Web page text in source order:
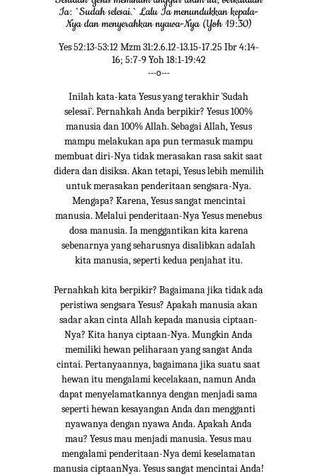
Ia: `Sudah selesai.` Lalu Ia menundukkan kepala-
Nya dan menyerahkan nyawa-Nya (Yoh 19:30)
Yes 52:13-53:12 Mzm 31:2.6.12-13.15-17.25 Ibr 4:14-
16; 5:7-9 Yoh 18:1-19:42
---o---
Inilah kata-kata Yesus yang terakhir `Sudah
selesai`. Pernahkah Anda berpikir? Yesus 100%
manusia dan 100% Allah. Sebagai Allah, Yesus
mampu melakukan apa pun termasuk mampu
membuat diri-Nya tidak merasakan rasa sakit saat
didera dan disiksa. Akan tetapi, Yesus lebih memilih
untuk merasakan penderitaan sengsara-Nya.
Mengapa? Karena, Yesus sangat mencintai
manusia. Melalui penderitaan-Nya Yesus menebus
dosa manusia. Ia menggantikan kita karena
sebenarnya yang seharusnya disalibkan adalah
kita manusia, seperti kedua penjahat itu.
Pernahkah kita berpikir? Bagaimana jika tidak ada
peristiwa sengsara Yesus? Apakah manusia akan
sadar akan cinta Allah kepada manusia ciptaan-
Nya? Kita hanya ciptaan-Nya. Mungkin Anda
memiliki hewan peliharaan yang sangat Anda
cintai. Pertanyaannya, bagaimana jika suatu saat
hewan itu mengalami kecelakaan, namun Anda
dapat menyelamatkannya dengan menjadi sama
seperti hewan kesayangan Anda dan mengganti
nyawanya dengan nyawa Anda. Apakah Anda
mau? Yesus mau menjadi manusia. Yesus mau
mengalami penderitaan-Nya demi keselamatan
manusia ciptaanNya. Yesus sangat mencintai Anda!